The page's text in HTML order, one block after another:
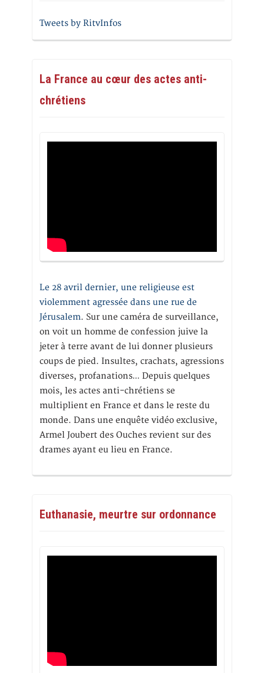
Tweets by RitvInfos
La France au cœur des actes anti-
chrétiens
Le 28 avril dernier, une religieuse est
violemment agressée dans une rue de
Jérusalem. Sur une caméra de surveillance,
on voit un homme de confession juive la
jeter à terre avant de lui donner plusieurs
coups de pied. Insultes, crachats, agressions
diverses, profanations… Depuis quelques
mois, les actes anti-chrétiens se
multiplient en France et dans le reste du
monde. Dans une enquête vidéo exclusive,
Armel Joubert des Ouches revient sur des
drames ayant eu lieu en France.
Euthanasie, meurtre sur ordonnance